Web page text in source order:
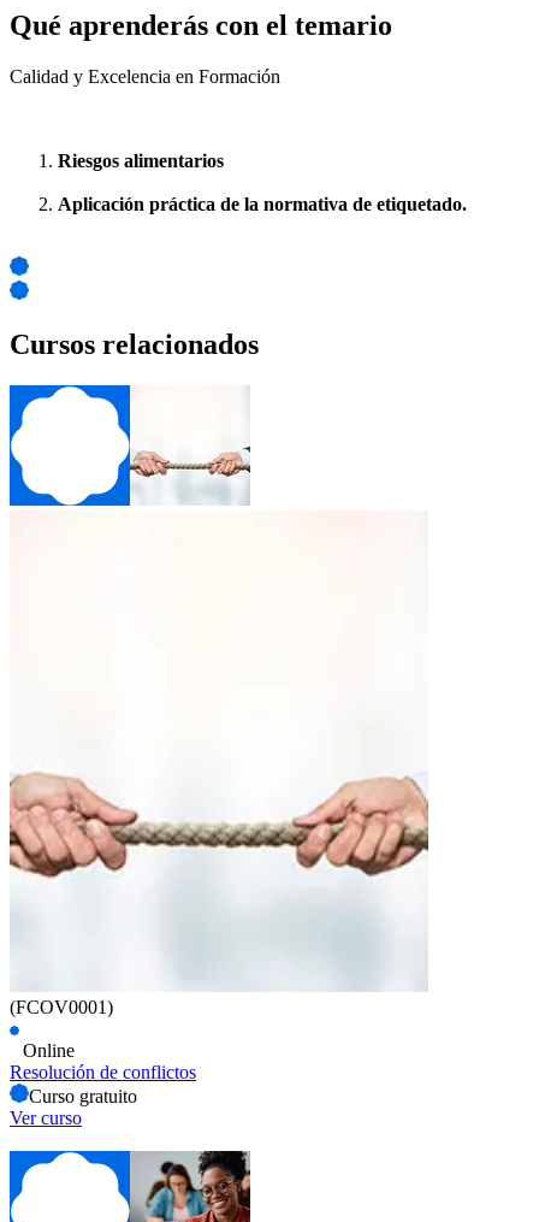
Qué aprenderás con el temario
Calidad y Excelencia en Formación
Riesgos alimentarios
Aplicación práctica de la normativa de etiquetado.
Cursos relacionados
(FCOV0001)
Online
Resolución de conflictos
Curso gratuito
Ver curso